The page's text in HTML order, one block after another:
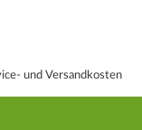
und Versandkosten